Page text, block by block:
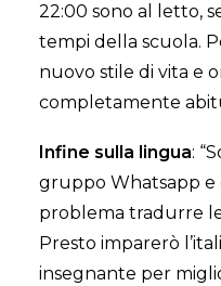
22:00 sono al letto,
tempi della scuola.
nuovo stile di vita e
completamente
Infine sulla lingua:
gruppo Whatsapp e
problema tradurre
Presto imparerò
insegnante per